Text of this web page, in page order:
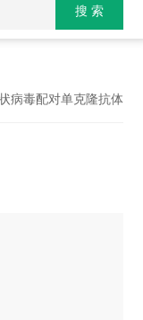
病毒配对单克隆抗体